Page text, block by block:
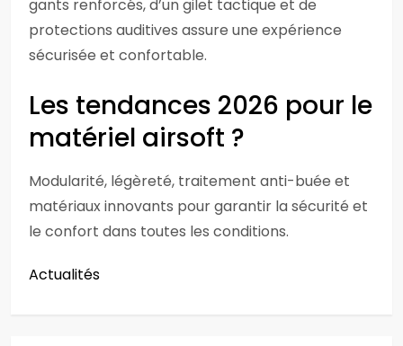
gants renforcés, d’un gilet tactique et de
protections auditives assure une expérience
sécurisée et confortable.
Les tendances 2026 pour le
matériel airsoft ?
Modularité, légèreté, traitement anti-buée et
matériaux innovants pour garantir la sécurité et
le confort dans toutes les conditions.
Actualités